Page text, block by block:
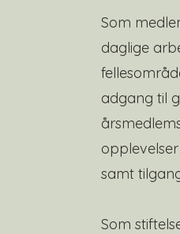
Som
daglige
adgang til
samt
Som